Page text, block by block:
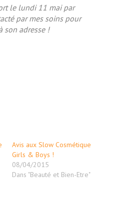
le lundi 11 mai par
par mes soins pour
son adresse !
Avis aux Slow Cosmétique
Girls & Boys !
08/04/2015
Dans "Beauté et Bien-Etre"